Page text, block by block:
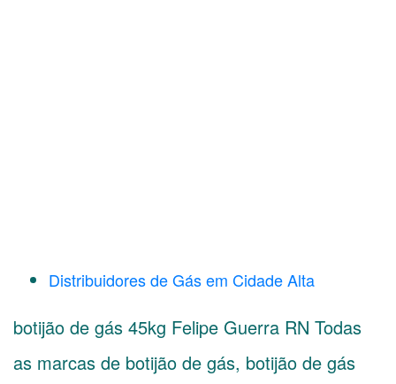
Distribuidores de Gás em Cidade Alta
botijão de gás 45kg Felipe Guerra RN Todas
as marcas de botijão de gás, botijão de gás